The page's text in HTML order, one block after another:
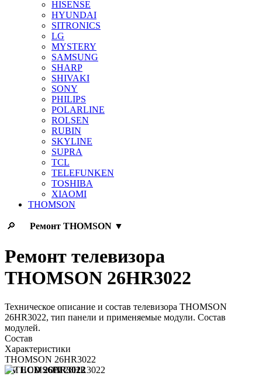
HISENSE
HYUNDAI
SITRONICS
LG
MYSTERY
SAMSUNG
SHARP
SHIVAKI
SONY
PHILIPS
POLARLINE
ROLSEN
RUBIN
SKYLINE
SUPRA
TCL
TELEFUNKEN
TOSHIBA
XIAOMI
THOMSON
🔎 Ремонт THOMSON ▼
Ремонт телевизора
THOMSON 26HR3022
Техническое описание и состав телевизора THOMSON
26HR3022, тип панели и применяемые модули. Состав
модулей.
Состав
Характеристики
THOMSON 26HR3022
TV LCD 26HR3022